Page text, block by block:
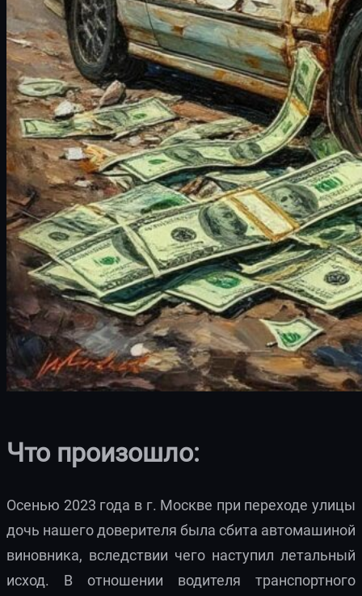
Что произошло:
Осенью 2023 года в г. Москве при переходе улицы
дочь нашего доверителя была сбита автомашиной
виновника, вследствии чего наступил летальный
исход. В отношении водителя транспортного